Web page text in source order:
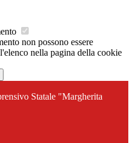
non possono essere
nella pagina della cookie
Statale "Margherita